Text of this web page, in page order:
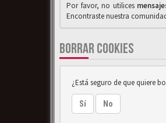
Por favor, no utilices
Encontraste nuestra
BORRAR COOKIES
¿Está seguro de que quiere
Sí No